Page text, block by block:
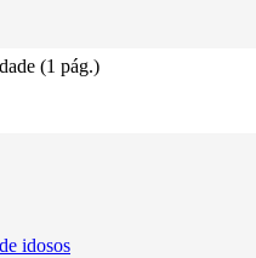
(1 pág.)
idosos